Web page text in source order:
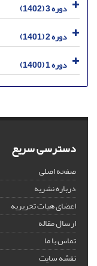
دوره 3 (1402)
دوره 2 (1401)
دوره 1 (1400)
دسترسی سریع
صفحه اصلی
درباره نشریه
اعضای هیات تحریریه
ارسال مقاله
تماس با ما
نقشه سایت